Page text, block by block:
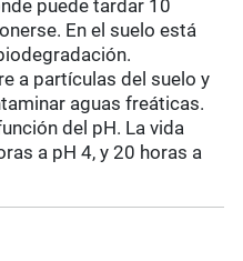
puede tardar 10
En el suelo está
a partículas del suelo y
aguas freáticas.
del pH. La vida
a pH 4, y 20 horas a